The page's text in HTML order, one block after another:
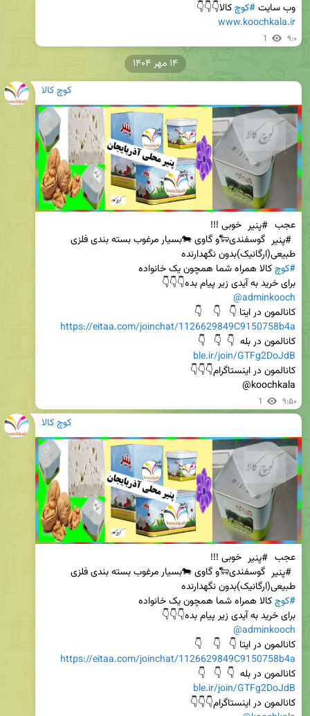
وب سایت #کوچ کالا👇👇👇
www.koochkala.ir
1 ۹:۰
کوچ کالا
عجب #پنیر خوبی !!!
#پنیر
طبیعی(ارگانیک)بدون نگهدارنده
#کوچ
برای خرید به آیدی زیر پیام بده👇👇👇
@adminkooch
کانالمون در ایتا 👇   👇    👇
https://eitaa.com/joinchat/1126629849C9150758b4a
کانالمون در بله  👇  👇   👇
ble.ir/join/GTFg2DoJdB
koochkala@
1 ۹:۵۰
۱۴ مهر ۱۴۰۴
کوچ کالا
عجب #پنیر خوبی !!!
#پنیر
طبیعی(ارگانیک)بدون نگهدارنده
#کوچ
برای خرید به آیدی زیر پیام بده👇👇👇
@adminkooch
کانالمون در ایتا 👇   👇    👇
https://eitaa.com/joinchat/1126629849C9150758b4a
کانالمون در بله  👇  👇   👇
ble.ir/join/GTFg2DoJdB
کانالمون در اینستاگرام👇👇👇